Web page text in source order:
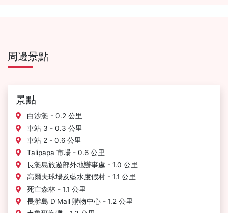
周邊景點
景點
白沙灘 - 0.2 公里
車站 3 - 0.3 公里
車站 2 - 0.6 公里
Talipapa 市場 - 0.6 公里
長灘島旅遊部外地辦事處 - 1.0 公里
高爾夫球場及藍水度假村 - 1.1 公里
死亡森林 - 1.1 公里
長灘島 D'Mall 購物中心 - 1.2 公里